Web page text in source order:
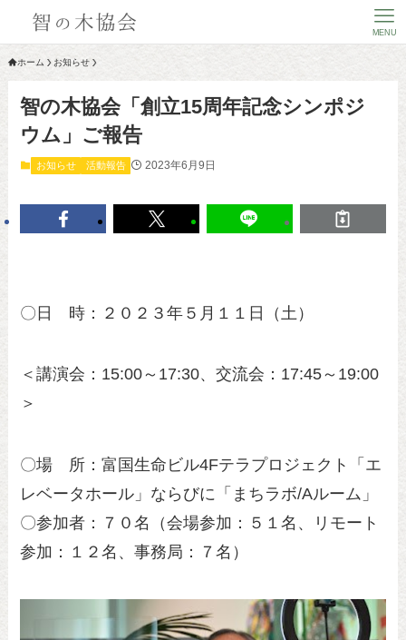
MENU
ホーム お知らせ
智の木協会「創立15周年記念シンポジ
ウム」ご報告
お知らせ 活動報告 2023年6月9日
〇日 時：２０２３年５月１１日（土）
＜講演会：15:00～17:30、交流会：17:45～19:00
＞
〇場 所：富国生命ビル4Fテラプロジェクト「エ
レベータホール」ならびに「まちラボ/Aルーム」
〇参加者：７０名（会場参加：５１名、リモート
参加：１２名、事務局：７名）